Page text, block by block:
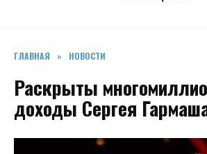
ГЛАВНАЯ » НОВОСТИ
Раскрыты
доходы Сергея